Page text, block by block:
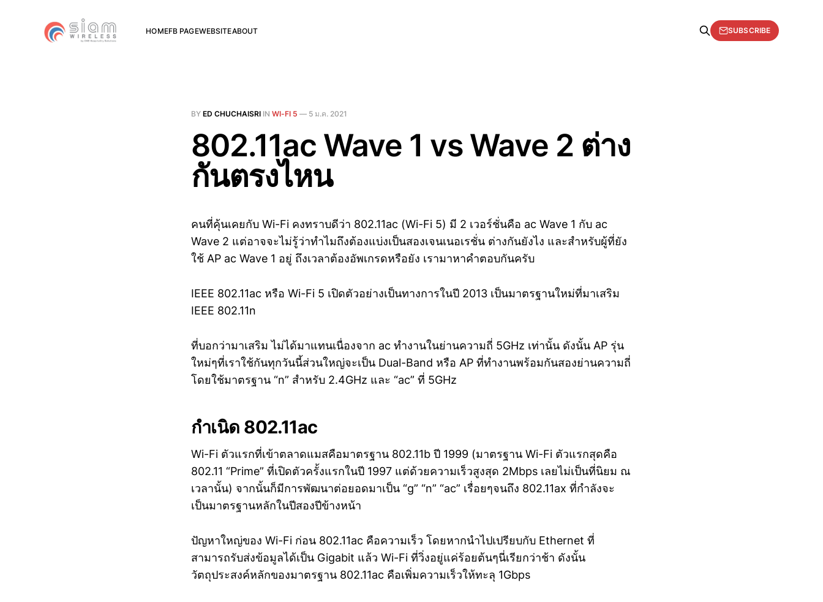
HOMEFB PAGEWEBSITEABOUT SUBSCRIBE
BY ED CHUCHAISRI IN WI-FI 5 — 5 ม.ค. 2021
802.11ac Wave 1 vs Wave 2 ต่าง
กันตรงไหน
คนที่คุ้นเคยกับ Wi-Fi คงทราบดีว่า 802.11ac (Wi-Fi 5) มี 2 เวอร์ชั่นคือ ac Wave 1 กับ ac
Wave 2 แต่อาจจะไม่รู้ว่าทำไมถึงต้องแบ่งเป็นสองเจนเนอเรชั่น ต่างกันยังไง และสำหรับผู้ที่ยัง
ใช้ AP ac Wave 1 อยู่ ถึงเวลาต้องอัพเกรดหรือยัง เรามาหาคำตอบกันครับ
IEEE 802.11ac หรือ Wi-Fi 5 เปิดตัวอย่างเป็นทางการในปี 2013 เป็นมาตรฐานใหม่ที่มาเสริม
IEEE 802.11n
ที่บอกว่ามาเสริม ไม่ได้มาแทนเนื่องจาก ac ทำงานในย่านความถี่ 5GHz เท่านั้น ดังนั้น AP รุ่น
ใหม่ๆที่เราใช้กันทุกวันนี้ส่วนใหญ่จะเป็น Dual-Band หรือ AP ที่ทำงานพร้อมกันสองย่านความถี่
โดยใช้มาตรฐาน “n” สำหรับ 2.4GHz และ “ac” ที่ 5GHz
กำเนิด 802.11ac
Wi-Fi ตัวแรกที่เข้าตลาดแมสคือมาตรฐาน 802.11b ปี 1999 (มาตรฐาน Wi-Fi ตัวแรกสุดคือ
802.11 “Prime” ที่เปิดตัวครั้งแรกในปี 1997 แต่ด้วยความเร็วสูงสุด 2Mbps เลยไม่เป็นที่นิยม ณ
เวลานั้น) จากนั้นก็มีการพัฒนาต่อยอดมาเป็น “g” “n” “ac” เรื่อยๆจนถึง 802.11ax ที่กำลังจะ
เป็นมาตรฐานหลักในปีสองปีข้างหน้า
ปัญหาใหญ่ของ Wi-Fi ก่อน 802.11ac คือความเร็ว โดยหากนำไปเปรียบกับ Ethernet ที่
สามารถรับส่งข้อมูลได้เป็น Gigabit แล้ว Wi-Fi ที่วิ่งอยู่แค่ร้อยต้นๆนี่เรียกว่าช้า ดังนั้น
วัตถุประสงค์หลักของมาตรฐาน 802.11ac คือเพิ่มความเร็วให้ทะลุ 1Gbps